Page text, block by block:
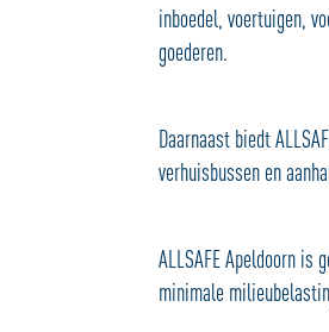
inboedel, voertuigen,
goederen.
Daarnaast biedt
verhuisbussen en
ALLSAFE Apeldoorn is
minimale